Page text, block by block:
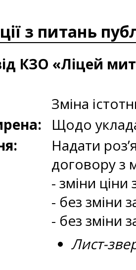
з питань
КЗО «Ліцей
Зміна
Щодо
Надати
договору з
- зміни
- без зміни
- без зміни
Лист-